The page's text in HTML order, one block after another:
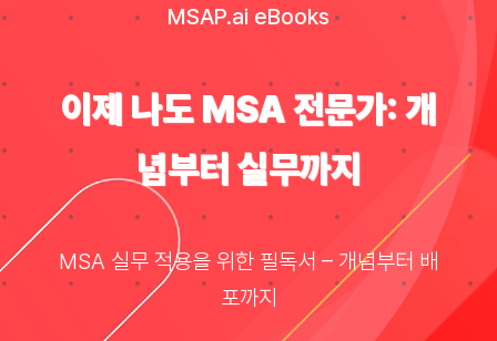
이벤트 & 세미나
블로그
MSAP.ai eBooks
이제 나도 MSA 전문가: 개
념부터 실무까지
MSA 실무 적용을 위한 필독서 – 개념부터 배
포까지